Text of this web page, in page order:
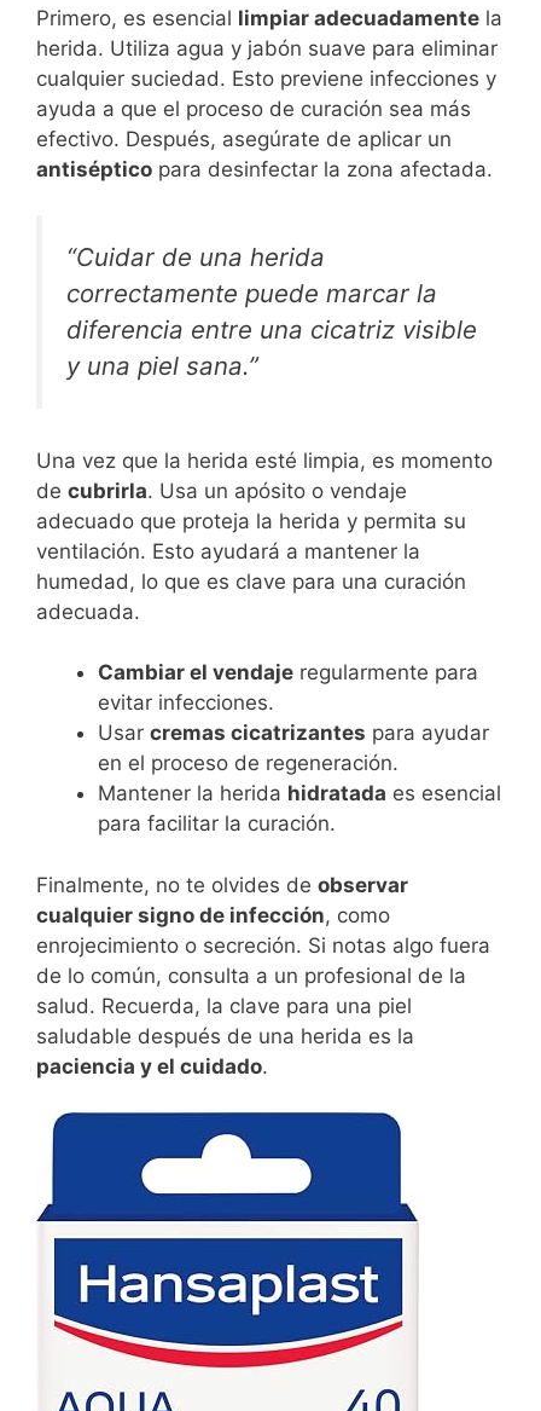
Primero, es esencial limpiar adecuadamente la
herida. Utiliza agua y jabón suave para eliminar
cualquier suciedad. Esto previene infecciones y
ayuda a que el proceso de curación sea más
efectivo. Después, asegúrate de aplicar un
antiséptico para desinfectar la zona afectada.
“Cuidar de una herida
correctamente puede marcar la
diferencia entre una cicatriz visible
y una piel sana.”
Una vez que la herida esté limpia, es momento
de cubrirla. Usa un apósito o vendaje
adecuado que proteja la herida y permita su
ventilación. Esto ayudará a mantener la
humedad, lo que es clave para una curación
adecuada.
Cambiar el vendaje regularmente para
evitar infecciones.
Usar cremas cicatrizantes para ayudar
en el proceso de regeneración.
Mantener la herida hidratada es esencial
para facilitar la curación.
Finalmente, no te olvides de observar
cualquier signo de infección, como
enrojecimiento o secreción. Si notas algo fuera
de lo común, consulta a un profesional de la
salud. Recuerda, la clave para una piel
saludable después de una herida es la
paciencia y el cuidado.